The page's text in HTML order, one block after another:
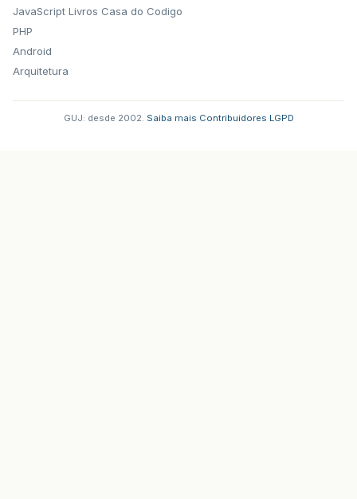
JavaScript
PHP
Android
Arquitetura
Livros Casa do Codigo
GUJ: desde 2002. Saiba mais Contribuidores LGPD